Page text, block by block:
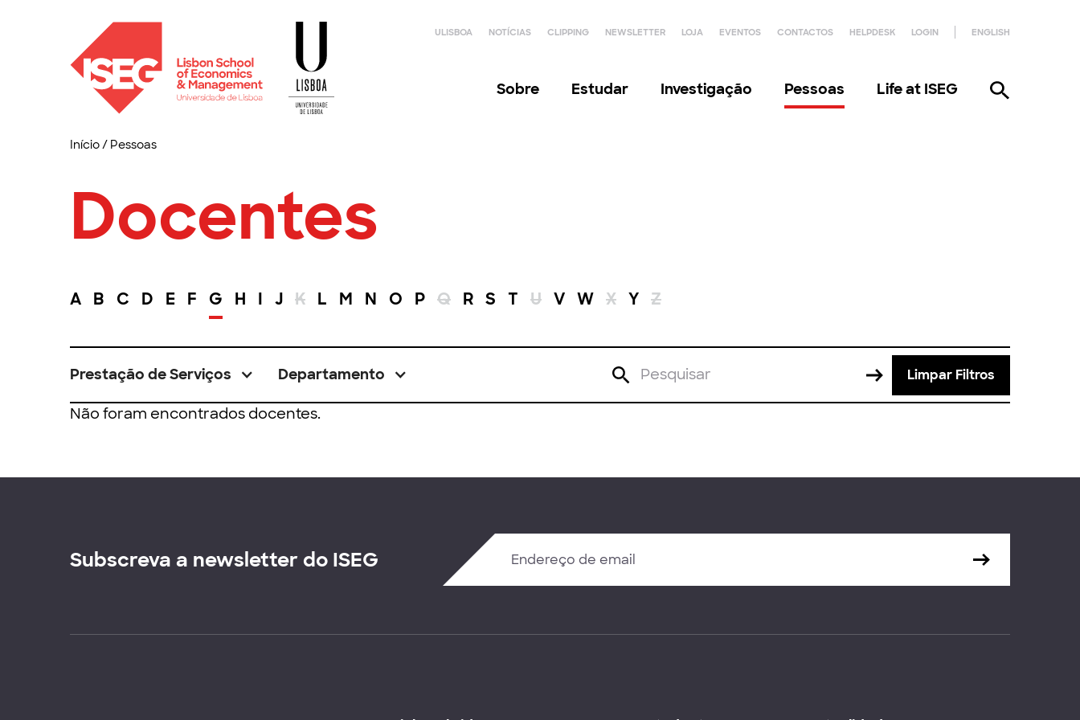
ULISBOA NOTÍCIAS CLIPPING NEWSLETTER LOJA EVENTOS CONTACTOS HELPDESK LOGIN ENGLISH
Sobre Estudar Investigação Pessoas Life at ISEG
Início/ Pessoas
Docentes
A B C D E F G H I J K L M N O P Q R S T U V W X Y Z
Prestação de Serviços Departamento Limpar Filtros
Não foram encontrados docentes.
Subscreva a newsletter do ISEG